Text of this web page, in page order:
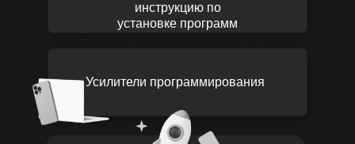
инструкцию по
установке программ
Усилители программирования